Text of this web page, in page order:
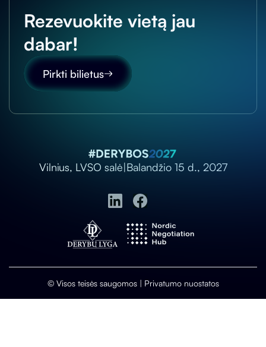
Rezevuokite vietą jau
dabar!
Pirkti bilietus
Vilnius, LVSO salė|Balandžio 15 d., 2027
© Visos teisės saugomos | Privatumo nuostatos